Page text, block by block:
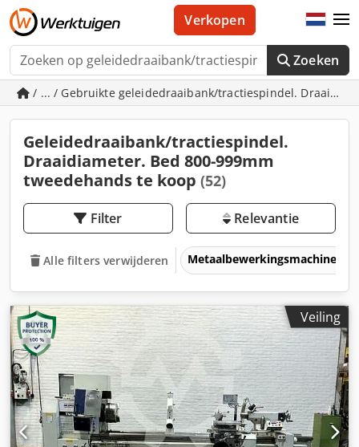
Zoeken
Verkopen
/ ... / Gebruikte geleidedraaibank/tractiespindel.
Geleidedraaibank/tractiespindel.
Draaidiameter. Bed 800-999mm
tweedehands te koop (52)
Filter Relevantie
Alle filters verwijderen Metaalbewerkingsmachines
Veiling